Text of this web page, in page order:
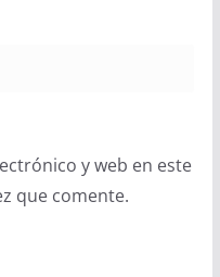
y web en este
que comente.